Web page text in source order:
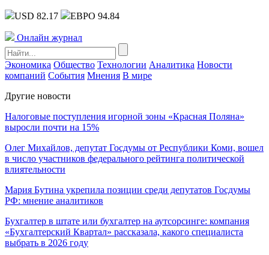
USD 82.17 ЕВРО 94.84
Онлайн журнал
Экономика Общество Технологии Аналитика Новости
компаний События Мнения В мире
Другие новости
Налоговые поступления игорной зоны «Красная Поляна»
выросли почти на 15%
Олег Михайлов, депутат Госдумы от Республики Коми, вошел
в число участников федерального рейтинга политической
влиятельности
Мария Бутина укрепила позиции среди депутатов Госдумы
РФ: мнение аналитиков
Бухгалтер в штате или бухгалтер на аутсорсинге: компания
«Бухгалтерский Квартал» рассказала, какого специалиста
выбрать в 2026 году